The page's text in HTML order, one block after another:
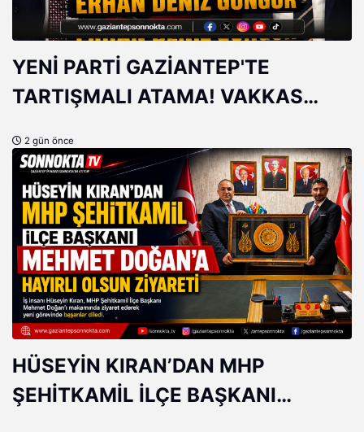
YENİ PARTİ GAZİANTEP'TE
TARTIŞMALI ATAMA! VAKKAS
GÜNGÖR
2 gün önce
HÜSEYİN KIRAN’DAN MHP
ŞEHİTKAMİL İLÇE BAŞKANI